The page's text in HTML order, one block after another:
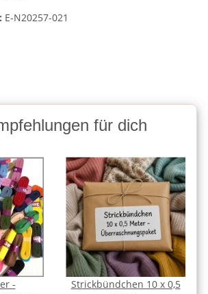
E-N20257-021
für dich
-
Strickbündchen 10 x 0,5